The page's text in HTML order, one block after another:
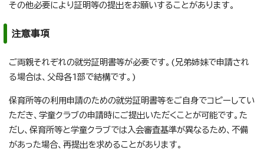
その他必要により証明等の提出をお願いすることがあります。
注意事項
ご両親それぞれの就労証明書等が必要です。(兄弟姉妹で申請され
る場合は、父母各1部で結構です。)
保育所等の利用申請のための就労証明書等をご自身でコピーしてい
ただき、学童クラブの申請時にご提出いただくことが可能です。た
だし、保育所等と学童クラブでは入会審査基準が異なるため、不備
があった場合、再提出を求めることがあります。